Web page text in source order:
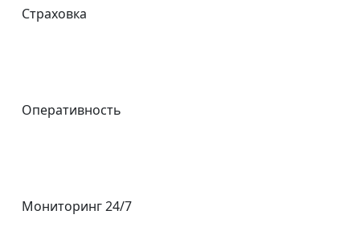
Страховка
Оперативность
Мониторинг 24/7